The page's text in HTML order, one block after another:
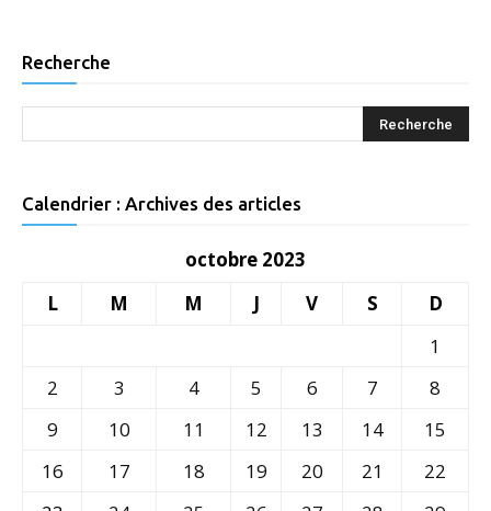
Recherche
Calendrier : Archives des articles
octobre 2023
L
M M J V S
D
1
2
3 4 5 6 7
8
9
10 11 12 13 14
15
16
17 18 19 20 21
22